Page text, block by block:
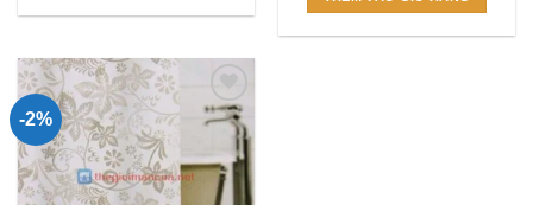
660,000₫.
-2%
Add to
Wishlist